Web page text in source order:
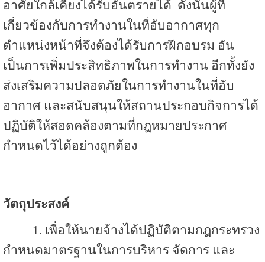
อาศัยใกล้เคียงได้รับอันตรายได้ ดังนั้นผู้ที่
เกี่ยวข้องกับการทำงานในที่อับอากาศทุก
ตำแหน่งหน้าที่จึงต้องได้รับการฝึกอบรม อัน
เป็นการเพิ่มประสิทธิภาพในการทำงาน อีกทั้งยัง
ส่งเสริมความปลอดภัยในการทำงานในที่อับ
อากาศ และสนับสนุนให้สถานประกอบกิจการได้
ปฏิบัติให้สอดคล้องตามที่กฎหมายประกาศ
กำหนดไว้ได้อย่างถูกต้อง
วัตถุประสงค์
1. เพื่อให้นายจ้างได้ปฏิบัติตามกฎกระทรวง
กำหนดมาตรฐานในการบริหาร จัดการ และ